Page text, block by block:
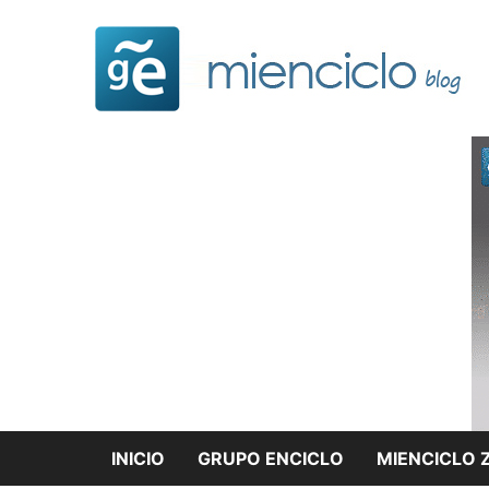
INICIO GRUPO ENCICLO MIENCICLO